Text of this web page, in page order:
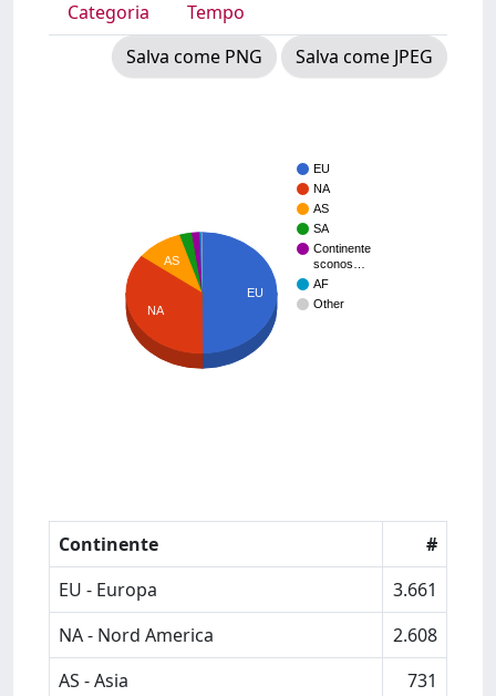
Categoria
Tempo
Salva come PNG
Salva come JPEG
EU
NA
AS
SA
Continente
sconos…
AF
Other
EU
AS
NA
Continente
#
EU - Europa
3.661
NA - Nord America
2.608
AS - Asia
731